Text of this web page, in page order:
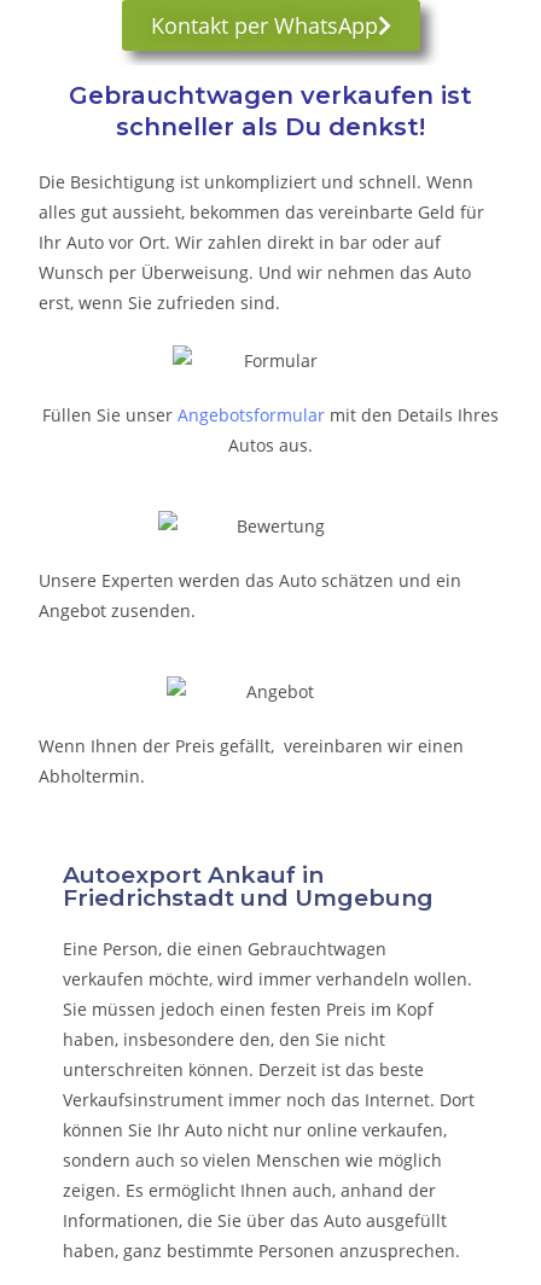
Kontakt per WhatsApp
Gebrauchtwagen verkaufen ist
schneller als Du denkst!
Die Besichtigung ist unkompliziert und schnell. Wenn
alles gut aussieht, bekommen das vereinbarte Geld für
Ihr Auto vor Ort. Wir zahlen direkt in bar oder auf
Wunsch per Überweisung. Und wir nehmen das Auto
erst, wenn Sie zufrieden sind.
Füllen Sie unser Angebotsformular mit den Details Ihres
Autos aus.
Unsere Experten werden das Auto schätzen und ein
Angebot zusenden.
Wenn Ihnen der Preis gefällt, vereinbaren wir einen
Abholtermin.
Autoexport Ankauf in
Friedrichstadt und Umgebung
Eine Person, die einen Gebrauchtwagen
verkaufen möchte, wird immer verhandeln wollen.
Sie müssen jedoch einen festen Preis im Kopf
haben, insbesondere den, den Sie nicht
unterschreiten können. Derzeit ist das beste
Verkaufsinstrument immer noch das Internet. Dort
können Sie Ihr Auto nicht nur online verkaufen,
sondern auch so vielen Menschen wie möglich
zeigen. Es ermöglicht Ihnen auch, anhand der
Informationen, die Sie über das Auto ausgefüllt
haben, ganz bestimmte Personen anzusprechen.